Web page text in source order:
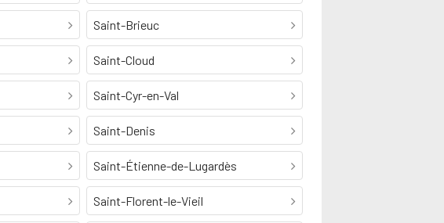
Saint-Brieuc
Saint-Cloud
Saint-Cyr-en-Val
Saint-Denis
Saint-Étienne-de-Lugardès
Saint-Florent-le-Vieil